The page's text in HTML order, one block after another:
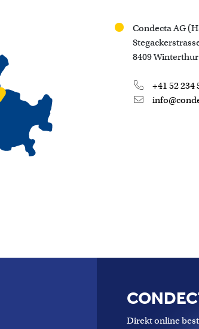
Condecta AG
8409 Winterthur
+41 52 234
Direkt online